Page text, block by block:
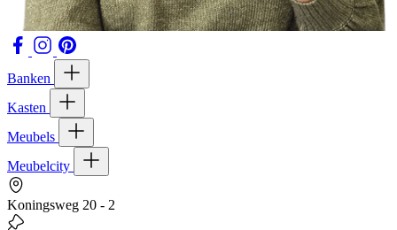
Banken
Kasten
Meubels
Meubelcity
Koningsweg 20 - 2